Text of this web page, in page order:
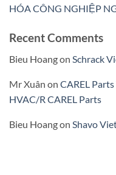
HÓA CÔNG NGHIỆP
Recent Comments
Bieu Hoangon Schrack
Mr Xuân on CAREL
HVAC/R CAREL Parts
Bieu Hoangon Shavo